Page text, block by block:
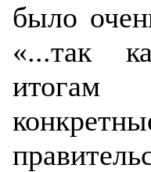
было
«...так
итогам